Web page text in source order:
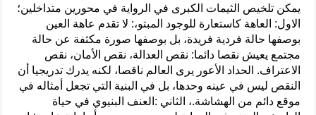
يمكن تلخيص الثيمات الكبرى في الرواية في محورين متداخلين؛
الاول: العاهة كاستعارة للوجود المبتو،: لا تقدم عاهة العين
بوصفها حالة فردية فريدة، بل بوصفها صورة مكثفة عن حالة
مجتمع يعيش نقصا دائما: نقص العدالة، نقص الأمان، نقص
الاعتراف. الحداد الأعور يرى العالم ناقصا، لكنه يدرك تدريجيا أن
النقص ليس في عينه وحدها، بل في البنية التي تجعل أمثاله في
موقع دائم من الهشاشة.، الثاني :العنف البنيوي في حياة